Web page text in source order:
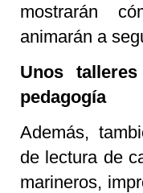
mostrarán
animarán a
Unos
pedagogía
Además,
de lectura de
marineros,